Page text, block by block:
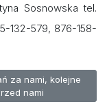
Sosnowska tel.
132-579, 876-158-
i koncert życzeń
strona: 5 spotkań za
za nami, kolejne
nami